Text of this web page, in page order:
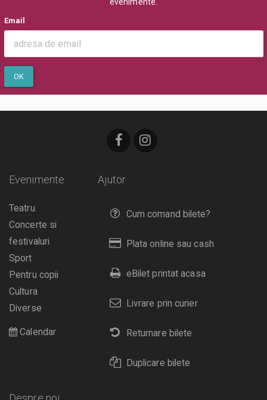
Email
OK
Ajutor
Cum comand bilete?
Plata online sau cash
eBilet printat acasa
Livrare prin curier
Returnare bilete
Duplicare bilete
Evenimente
Teatru
Concerte si
festivaluri
Sport
Pentru copii
Cultura
Diverse
Calendar